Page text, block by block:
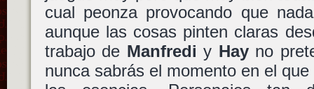
cual peonza provocando que
aunque las cosas pinten claras
trabajo de Manfredi y Hayno
nunca sabrás el momento en el